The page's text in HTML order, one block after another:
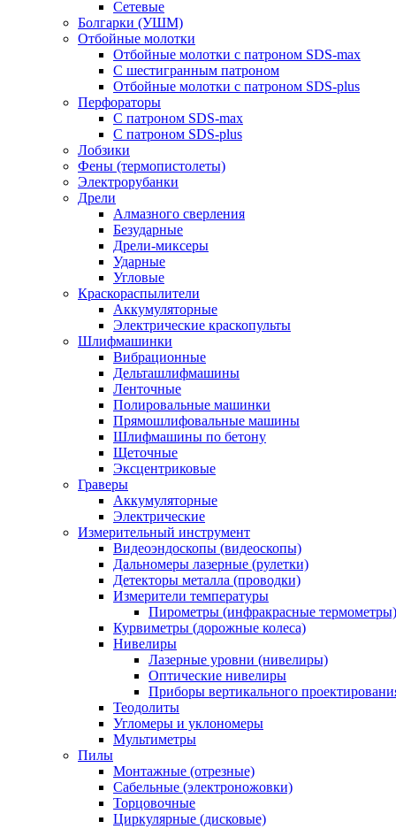
Сетевые
Болгарки (УШМ)
Отбойные молотки
Отбойные молотки с патроном SDS-max
С шестигранным патроном
Отбойные молотки с патроном SDS-plus
Перфораторы
С патроном SDS-max
С патроном SDS-plus
Лобзики
Фены (термопистолеты)
Электрорубанки
Дрели
Алмазного сверления
Безударные
Дрели-миксеры
Ударные
Угловые
Краскораспылители
Аккумуляторные
Электрические краскопульты
Шлифмашинки
Вибрационные
Дельташлифмашины
Ленточные
Полировальные машинки
Прямошлифовальные машины
Шлифмашины по бетону
Щеточные
Эксцентриковые
Граверы
Аккумуляторные
Электрические
Измерительный инструмент
Видеоэндоскопы (видеоскопы)
Дальномеры лазерные (рулетки)
Детекторы металла (проводки)
Измерители температуры
Пирометры (инфракрасные термометры)
Курвиметры (дорожные колеса)
Нивелиры
Лазерные уровни (нивелиры)
Оптические нивелиры
Приборы вертикального
Теодолиты
Угломеры и уклономеры
Мультиметры
Пилы
Монтажные (отрезные)
Сабельные (электроножовки)
Торцовочные
Циркулярные (дисковые)